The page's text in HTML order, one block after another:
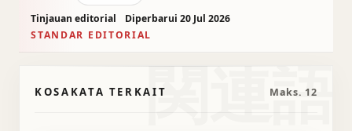
Tinjauan editorial
Diperbarui 20 Jul 2026
STANDAR EDITORIAL
関連語
KOSAKATA TERKAIT Maks. 12